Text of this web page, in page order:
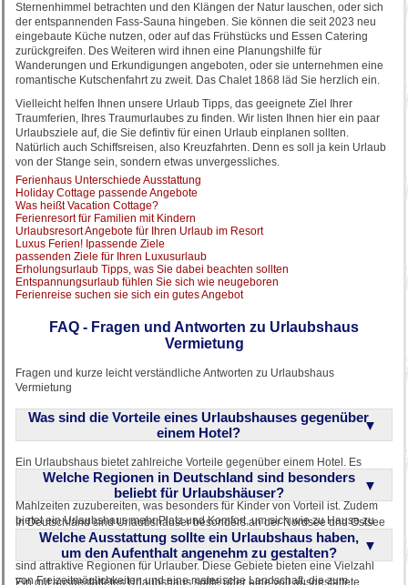
Sternenhimmel betrachten und den Klängen der Natur lauschen, oder sich
der entspannenden Fass-Sauna hingeben. Sie können die seit 2023 neu
eingebaute Küche nutzen, oder auf das Frühstücks und Essen Catering
zurückgreifen. Des Weiteren wird ihnen eine Planungshilfe für
Wanderungen und Erkundigungen angeboten, oder sie unternehmen eine
romantische Kutschenfahrt zu zweit. Das Chalet 1868 läd Sie herzlich ein.
Vielleicht helfen Ihnen unsere Urlaub Tipps, das geeignete Ziel Ihrer
Traumferien, Ihres Traumurlaubes zu finden. Wir listen Ihnen hier ein paar
Urlaubsziele auf, die Sie defintiv für einen Urlaub einplanen sollten.
Natürlich auch Schiffsreisen, also Kreuzfahrten. Denn es soll ja kein Urlaub
von der Stange sein, sondern etwas unvergessliches.
Ferienhaus Unterschiede Ausstattung
Holiday Cottage passende Angebote
Was heißt Vacation Cottage?
Ferienresort für Familien mit Kindern
Urlaubsresort Angebote für Ihren Urlaub im Resort
Luxus Ferien! Ipassende Ziele
passenden Ziele für Ihren Luxusurlaub
Erholungsurlaub Tipps, was Sie dabei beachten sollten
Entspannungsurlaub fühlen Sie sich wie neugeboren
Ferienreise suchen sie sich ein gutes Angebot
FAQ - Fragen und Antworten zu Urlaubshaus
Vermietung
Fragen und kurze leicht verständliche Antworten zu Urlaubshaus
Vermietung
Was sind die Vorteile eines Urlaubshauses gegenüber
einem Hotel?
Ein Urlaubshaus bietet zahlreiche Vorteile gegenüber einem Hotel. Es
ermöglicht mehr Privatsphäre und Flexibilität, da man nicht an feste
Essenszeiten gebunden ist. Familien schätzen die Möglichkeit, ihre eigenen
Mahlzeiten zuzubereiten, was besonders für Kinder von Vorteil ist. Zudem
bietet ein Urlaubshaus mehr Platz und Komfort, um sich wie zu Hause zu
fühlen. Die Möglichkeit, Freunde einzuladen oder gemeinsam einen
Grillabend zu veranstalten, macht den Aufenthalt besonders gesellig.
Welche Regionen in Deutschland sind besonders
beliebt für Urlaubshäuser?
In Deutschland sind Urlaubshäuser besonders an der Nordsee und Ostsee
sowie in den beliebten Feriengebieten in Süddeutschland wie im Allgäu
oder in Bayern gefragt. Auch die Mittelgebirge und die Lüneburger Heide
sind attraktive Regionen für Urlauber. Diese Gebiete bieten eine Vielzahl
von Freizeitmöglichkeiten und eine malerische Landschaft, die zum
Welche Ausstattung sollte ein Urlaubshaus haben,
um den Aufenthalt angenehm zu gestalten?
Ein gut ausgestattetes Urlaubshaus sollte über eine voll ausgestattete